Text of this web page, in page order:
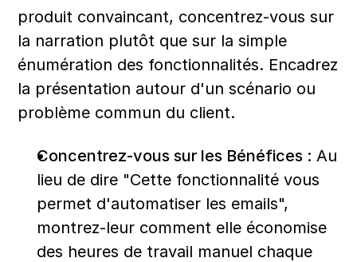
produit convaincant, concentrez-vous sur
la narration plutôt que sur la simple
énumération des fonctionnalités. Encadrez
la présentation autour d'un scénario ou
problème commun du client.
Concentrez-vous sur les Bénéfices : Au
lieu de dire "Cette fonctionnalité vous
permet d'automatiser les emails",
montrez-leur comment elle économise
des heures de travail manuel chaque